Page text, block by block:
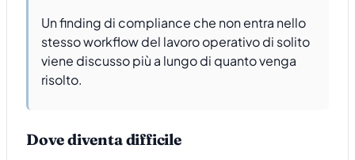
Un finding di compliance che non entra nello
stesso workflow del lavoro operativo di solito
viene discusso più a lungo di quanto venga
risolto.
Dove diventa difficile